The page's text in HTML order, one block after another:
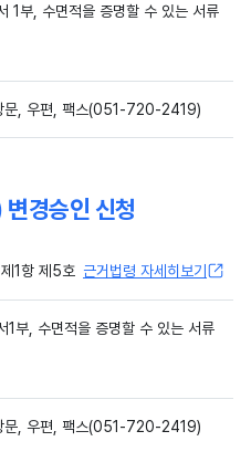
1부, 수면적을 증명할 수 있는 서류
문, 우편, 팩스(051-720-2419)
경승인 신청
1항 제5호 근거법령 자세히보기
1부, 수면적을 증명할 수 있는 서류
문, 우편, 팩스(051-720-2419)